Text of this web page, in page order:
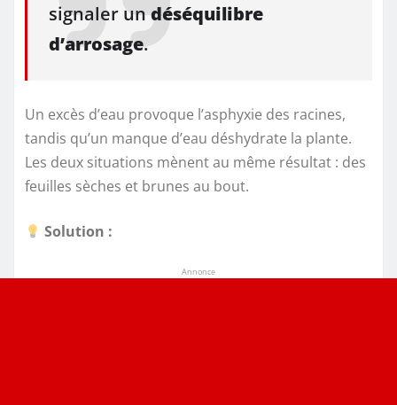
signaler un déséquilibre
d’arrosage.
Un excès d’eau provoque l’asphyxie des racines,
tandis qu’un manque d’eau déshydrate la plante.
Les deux situations mènent au même résultat : des
feuilles sèches et brunes au bout.
Solution :
Annonce